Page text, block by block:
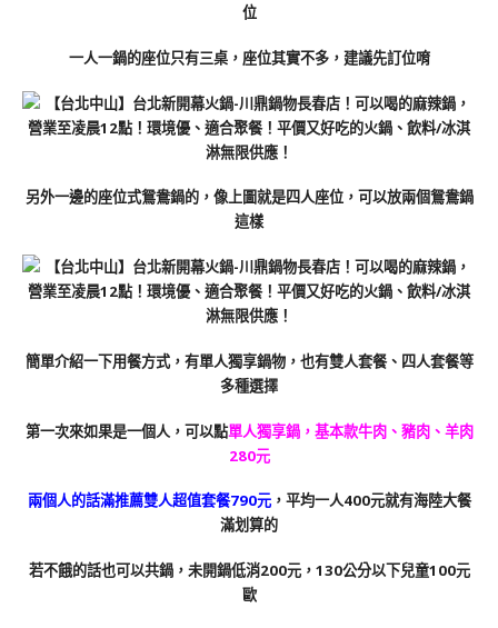
位
一人一鍋的座位只有三桌，座位其實不多，建議先訂位唷
另外一邊的座位式鴛鴦鍋的，像上圖就是四人座位，可以放兩個鴛鴦鍋
這樣
簡單介紹一下用餐方式，有單人獨享鍋物，也有雙人套餐、四人套餐等
多種選擇
第一次來如果是一個人，可以點單人獨享鍋，基本款牛肉、豬肉、羊肉
280元
兩個人的話滿推薦雙人超值套餐790元，平均一人400元就有海陸大餐
滿划算的
若不餓的話也可以共鍋，未開鍋低消200元，130公分以下兒童100元
歐